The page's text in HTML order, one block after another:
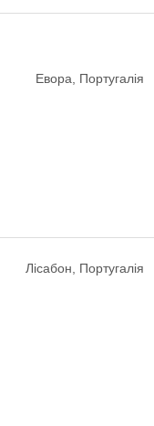
Евора, Португалія
Лісабон, Португалія